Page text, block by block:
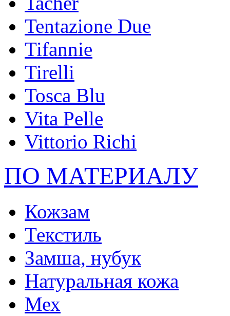
Tentazione Due
Tifannie
Tirelli
Tosca Blu
Vita Pelle
Vittorio Richi
ПО МАТЕРИАЛУ
Кожзам
Текстиль
Замша, нубук
Натуральная кожа
Мех